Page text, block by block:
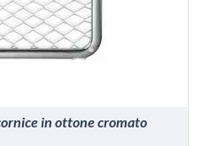
in ottone cromato